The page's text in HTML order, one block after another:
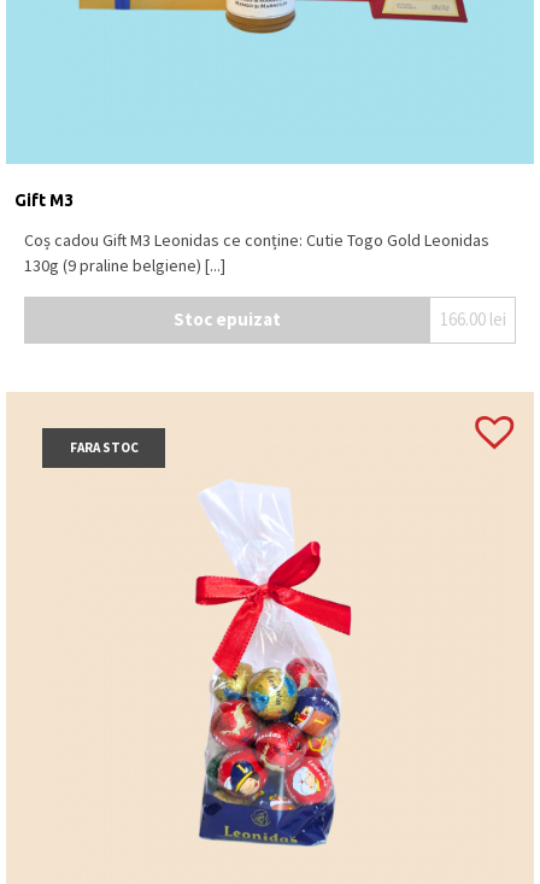
Gift M3
Coș cadou Gift M3 Leonidas ce conține: Cutie Togo Gold Leonidas
130g (9 praline belgiene) [...]
Stoc epuizat 166.00 lei
FARA STOC